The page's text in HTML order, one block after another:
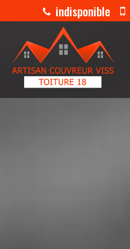
indisponible